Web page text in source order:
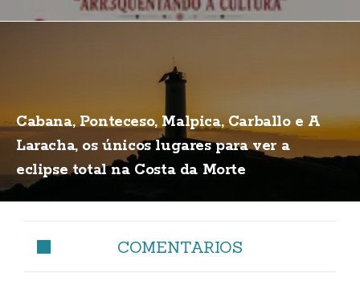
Cabana, Ponteceso, Malpica, Carballo e A
Laracha, os únicos lugares para ver a
eclipse total na Costa da Morte
COMENTARIOS